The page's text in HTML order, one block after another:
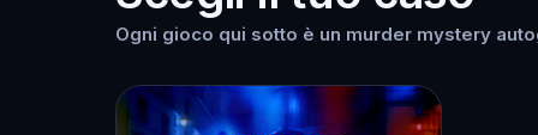
Ogni gioco qui sotto è un murder mystery